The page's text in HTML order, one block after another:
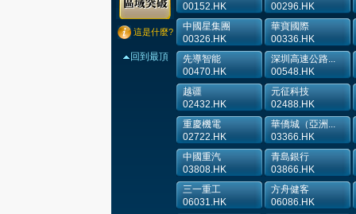
這是什麼?
回到最頂
00152.HK
00296.HK
中國星集團
00326.HK
華寶國際
00336.HK
先導智能
00470.HK
深圳高速公路...
00548.HK
越疆
02432.HK
元征科技
02488.HK
重慶機電
02722.HK
華僑城（亞洲...
03366.HK
中國重汽
03808.HK
青島銀行
03866.HK
三一重工
06031.HK
方舟健客
06086.HK